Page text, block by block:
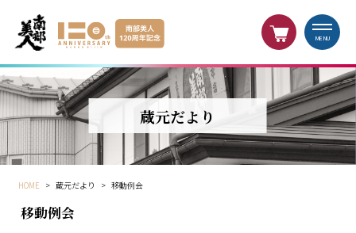
MENU
蔵元だより
HOME > 蔵元だより > 移動例会
移動例会